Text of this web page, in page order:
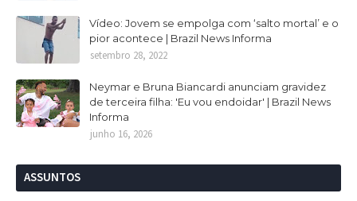
Vídeo: Jovem se empolga com ‘salto mortal’ e o
pior acontece | Brazil News Informa
setembro 28, 2022
Neymar e Bruna Biancardi anunciam gravidez
de terceira filha: 'Eu vou endoidar' | Brazil News
Informa
junho 16, 2026
ASSUNTOS